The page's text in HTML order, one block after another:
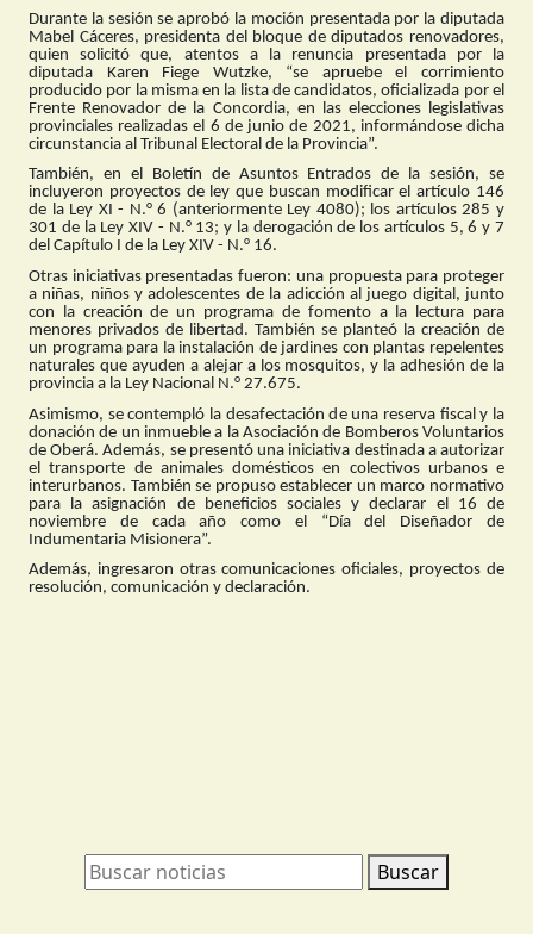
Durante la sesión se aprobó la moción presentada por la diputada
Mabel Cáceres, presidenta del bloque de diputados renovadores,
quien solicitó que, atentos a la renuncia presentada por la
diputada Karen Fiege Wutzke, “se apruebe el corrimiento
producido por la misma en la lista de candidatos, oficializada por el
Frente Renovador de la Concordia, en las elecciones legislativas
provinciales realizadas el 6 de junio de 2021, informándose dicha
circunstancia al Tribunal Electoral de la Provincia”.
También, en el Boletín de Asuntos Entrados de la sesión, se
incluyeron proyectos de ley que buscan modificar el artículo 146
de la Ley XI - N.° 6 (anteriormente Ley 4080); los artículos 285 y
301 de la Ley XIV - N.° 13; y la derogación de los artículos 5, 6 y 7
del Capítulo I de la Ley XIV - N.° 16.
Otras iniciativas presentadas fueron: una propuesta para proteger
a niñas, niños y adolescentes de la adicción al juego digital, junto
con la creación de un programa de fomento a la lectura para
menores privados de libertad. También se planteó la creación de
un programa para la instalación de jardines con plantas repelentes
naturales que ayuden a alejar a los mosquitos, y la adhesión de la
provincia a la Ley Nacional N.° 27.675.
Asimismo, se contempló la desafectación de una reserva fiscal y la
donación de un inmueble a la Asociación de Bomberos Voluntarios
de Oberá. Además, se presentó una iniciativa destinada a autorizar
el transporte de animales domésticos en colectivos urbanos e
interurbanos. También se propuso establecer un marco normativo
para la asignación de beneficios sociales y declarar el 16 de
noviembre de cada año como el “Día del Diseñador de
Indumentaria Misionera”.
Además, ingresaron otras comunicaciones oficiales, proyectos de
resolución, comunicación y declaración.
Buscar